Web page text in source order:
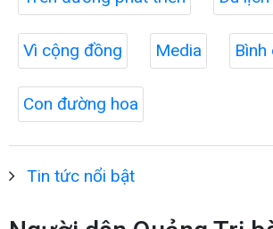
Vì cộng đồng Media Bình
Con đường hoa
Tin tức nổi bật